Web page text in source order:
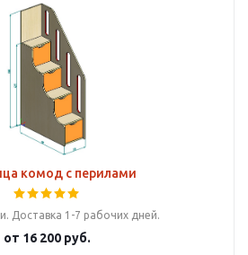
комод с перилами
Доставка 1-7 рабочих дней.
от 16 200 руб.